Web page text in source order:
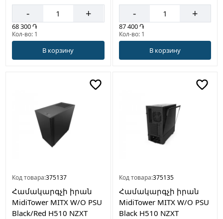
- +
68 300 ֏
Кол-во: 1
В корзину
- +
87 400 ֏
Кол-во: 1
В корзину
Код товара:375137
Համակարգչի իրան
MidiTower MITX W/O PSU
Black/Red H510 NZXT
Код товара:375135
Համակարգչի իրան
MidiTower MITX W/O PSU
Black H510 NZXT